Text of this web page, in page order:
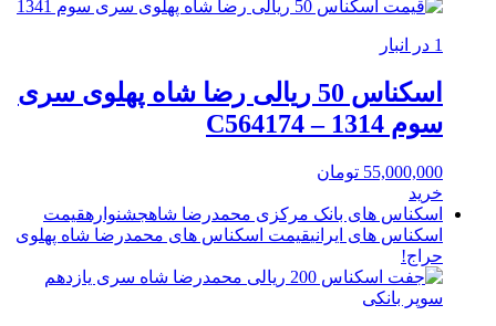
1 در انبار
اسکناس 50 ریالی رضا شاه پهلوی سری
سوم 1314 – C564174
55,000,000 تومان
خرید
اسکناس های بانک مرکزی محمدرضا شاهجشنوارهقیمت
اسکناس های ایرانیقیمت اسکناس های محمدرضا شاه پهلوی
حراج!